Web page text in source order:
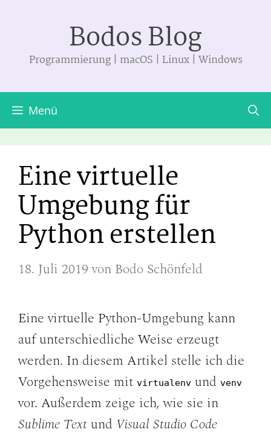
springen
Bodos Blog
Programmierung | macOS | Linux | Windows
Menü
Eine virtuelle
Umgebung für
Python erstellen
18. Juli 2019 von Bodo Schönfeld
Eine virtuelle Python-Umgebung kann
auf unterschiedliche Weise erzeugt
werden. In diesem Artikel stelle ich die
Vorgehensweise mit virtualenv und venv
vor. Außerdem zeige ich, wie sie in
Sublime Textund Visual Studio Code